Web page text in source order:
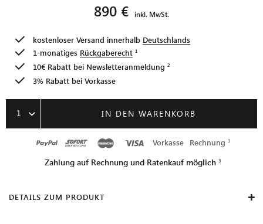
890 € inkl. MwSt.
kostenloser Versand innerhalb Deutschlands
1-monatiges Rückgaberecht
10€ Rabatt bei Newsletteranmeldung
3% Rabatt bei Vorkasse
1 IN DEN WARENKORB
Vorkasse Rechnung
Zahlung auf Rechnung und Ratenkauf möglich
DETAILS ZUM PRODUKT